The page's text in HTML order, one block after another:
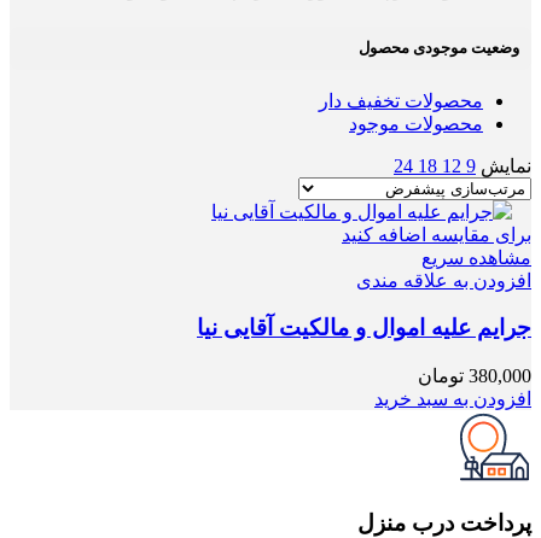
وضعیت موجودی محصول
محصولات تخفیف دار
محصولات موجود
نمایش 9
12
18
24
برای مقایسه اضافه کنید
مشاهده سریع
افزودن به علاقه مندی
جرایم علیه اموال و مالکیت آقایی نیا
380,000 تومان
افزودن به سبد خرید
پرداخت درب منزل